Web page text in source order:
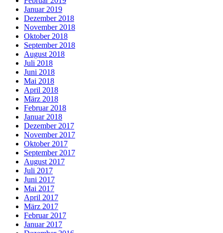
Januar 2019
Dezember 2018
November 2018
Oktober 2018
September 2018
August 2018
Juli 2018
Juni 2018
Mai 2018
April 2018
März 2018
Februar 2018
Januar 2018
Dezember 2017
November 2017
Oktober 2017
September 2017
August 2017
Juli 2017
Juni 2017
Mai 2017
April 2017
März 2017
Februar 2017
Januar 2017